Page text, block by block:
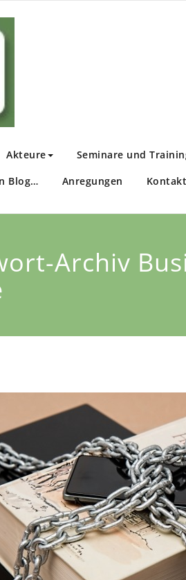
Akteure Seminare und
Blog…
Anregungen Kontakt
Archiv